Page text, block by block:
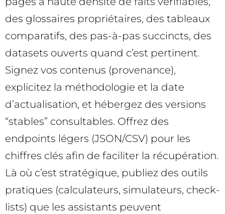
des glossaires propriétaires, des tableaux
comparatifs, des pas-à-pas succincts, des
datasets ouverts quand c’est pertinent.
Signez vos contenus (provenance),
explicitez la méthodologie et la date
d’actualisation, et hébergez des versions
“stables” consultables. Offrez des
endpoints légers (JSON/CSV) pour les
chiffres clés afin de faciliter la récupération.
Là où c’est stratégique, publiez des outils
pratiques (calculateurs, simulateurs, check-
lists) que les assistants peuvent